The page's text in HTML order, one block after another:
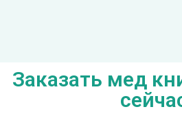
Заказать мед